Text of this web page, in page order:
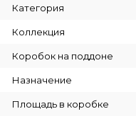
Категория
Коллекция
Коробок на поддоне
Назначение
Площадь в коробке